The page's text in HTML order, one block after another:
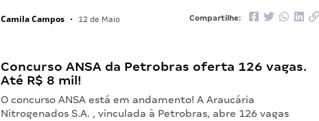
Camila Campos • 12 de Maio Compartilhe:
Concurso ANSA da Petrobras oferta 126 vagas.
Até R$ 8 mil!
O concurso ANSA está em andamento! A Araucária
Nitrogenados S.A. , vinculada à Petrobras, abre 126 vagas